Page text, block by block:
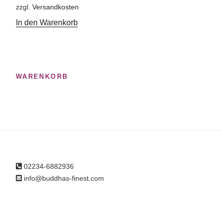
zzgl. Versandkosten
In den Warenkorb
WARENKORB
02234-6882936
info@buddhas-finest.com